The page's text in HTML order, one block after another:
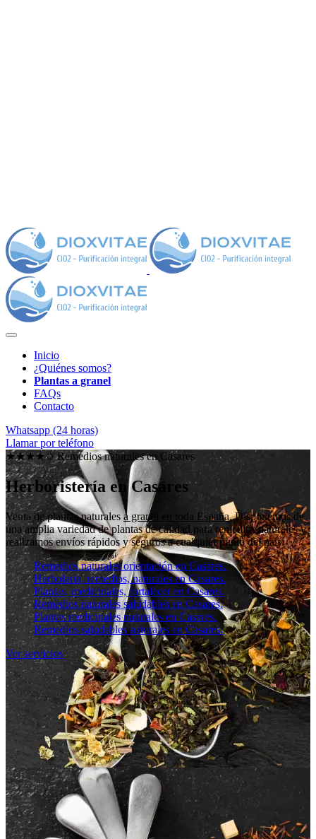
Inicio
¿Quiénes somos?
Plantas a granel
FAQs
Contacto
Whatsapp (24 horas)
Llamar por teléfono
★★★★✩ Remedios naturales en Casares
Herboristería en Casares
Venta de plantas naturalesa granel en toda España. Disponemos de
una amplia variedad de plantas de calidad para remedios naturales y
realizamos envíos rápidos y seguros a cualquier punto del país.
Remedios naturales orientación en Casares.
Herbolaria, remedios, naturales en Casares.
Plantas, medicinales, fortalecer en Casares.
Remedios naturales saludables en Casares.
Plantas medicinales naturales en Casares.
Remedios saludables naturales en Casares.
Ver servicios